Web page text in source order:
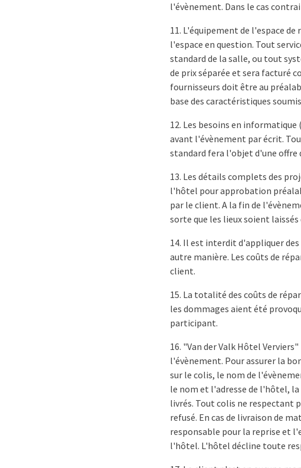
l'évènement. Dans le cas
11. L'équipement de l'espace
l'espace en question. Tout
standard de la salle, ou tout
de prix séparée et sera facturé
fournisseurs doit être au
base des caractéristiques
12. Les besoins en
avant l'évènement par écrit.
standard fera l'objet d'une offre
13. Les détails complets des
l'hôtel pour approbation
par le client. A la fin de
sorte que les lieux soient
14. Il est interdit d'appliquer
autre manière. Les coûts de
client.
15. La totalité des coûts de
les dommages aient été
participant.
16. "Van der Valk Hôtel
l'évènement. Pour assurer la
sur le colis, le nom de
le nom et l'adresse de l'hôtel,
livrés. Tout colis ne respectant
refusé. En cas de livraison de
responsable pour la reprise et
l'hôtel. L'hôtel décline toute